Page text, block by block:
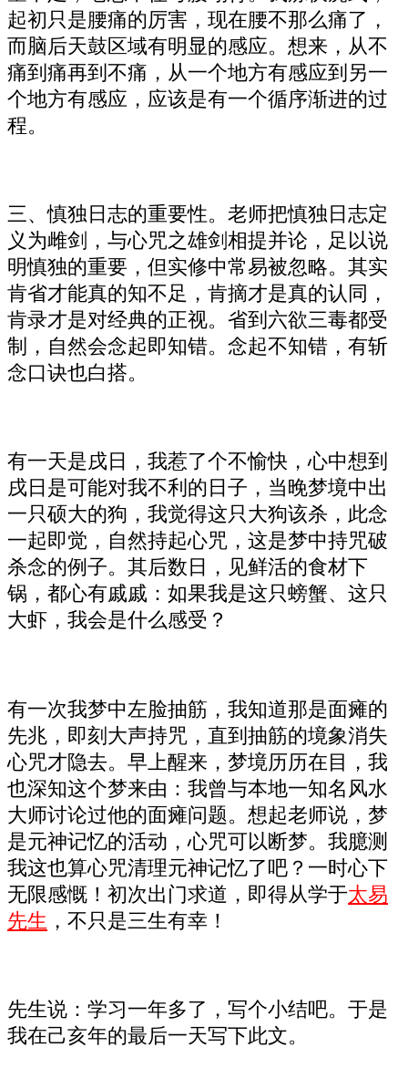
起初只是腰痛的厉害，现在腰不那么痛了，
而脑后天鼓区域有明显的感应。想来，从不
痛到痛再到不痛，从一个地方有感应到另一
个地方有感应，应该是有一个循序渐进的过
程。
三、慎独日志的重要性。老师把慎独日志定
义为雌剑，与心咒之雄剑相提并论，足以说
明慎独的重要，但实修中常易被忽略。其实
肯省才能真的知不足，肯摘才是真的认同，
肯录才是对经典的正视。省到六欲三毒都受
制，自然会念起即知错。念起不知错，有斩
念口诀也白搭。
有一天是戌日，我惹了个不愉快，心中想到
戌日是可能对我不利的日子，当晚梦境中出
一只硕大的狗，我觉得这只大狗该杀，此念
一起即觉，自然持起心咒，这是梦中持咒破
杀念的例子。其后数日，见鲜活的食材下
锅，都心有戚戚：如果我是这只螃蟹、这只
大虾，我会是什么感受？
有一次我梦中左脸抽筋，我知道那是面瘫的
先兆，即刻大声持咒，直到抽筋的境象消失
心咒才隐去。早上醒来，梦境历历在目，我
也深知这个梦来由：我曾与本地一知名风水
大师讨论过他的面瘫问题。想起老师说，梦
是元神记忆的活动，心咒可以断梦。我臆测
我这也算心咒清理元神记忆了吧？一时心下
无限感慨！初次出门求道，即得从学于太易
先生 ，不只是三生有幸！
先生说：学习一年多了，写个小结吧。于是
我在己亥年的最后一天写下此文。